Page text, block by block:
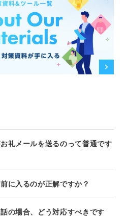
礼メールを送るのって普通です
に入るのが正解ですか？
の場合、どう対応すべきです